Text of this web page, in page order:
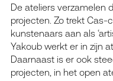
De ateliers verzamelen
projecten. Zo trekt Cas-
kunstenaars aan als
Yakoub werkt er in zijn
Daarnaast is er ook
projecten, in het open